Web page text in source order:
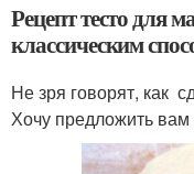
Рецепт тесто для
классическим
Не зря говорят, как
Хочу предложить вам